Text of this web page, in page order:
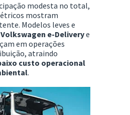
modesta no total,
mostram
Modelos leves e
Volkswagen e-Deliverye
em operações
atraindo
custo operacional
.